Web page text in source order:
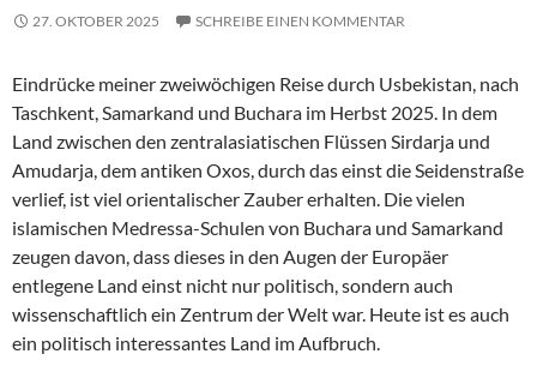
27. OKTOBER 2025 SCHREIBE EINEN KOMMENTAR
Eindrücke meiner zweiwöchigen Reise durch Usbekistan, nach
Taschkent, Samarkand und Buchara im Herbst 2025. In dem
Land zwischen den zentralasiatischen Flüssen Sirdarja und
Amudarja, dem antiken Oxos, durch das einst die Seidenstraße
verlief, ist viel orientalischer Zauber erhalten. Die vielen
islamischen Medressa-Schulen von Buchara und Samarkand
zeugen davon, dass dieses in den Augen der Europäer
entlegene Land einst nicht nur politisch, sondern auch
wissenschaftlich ein Zentrum der Welt war. Heute ist es auch
ein politisch interessantes Land im Aufbruch.